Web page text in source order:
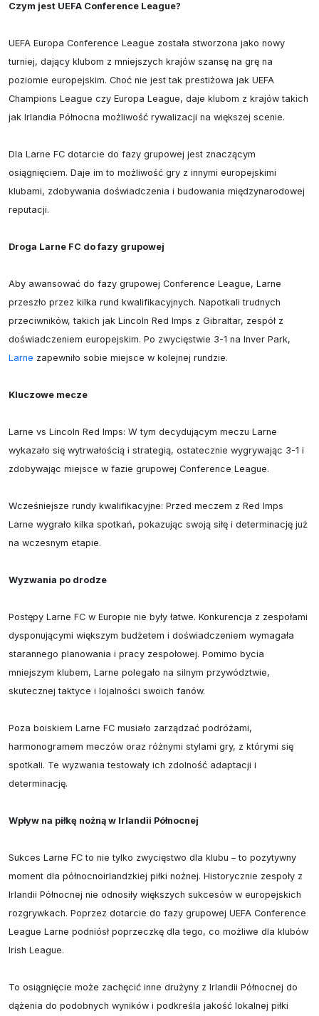
Czym jest UEFA Conference League?
UEFA Europa Conference League została stworzona jako nowy
turniej, dający klubom z mniejszych krajów szansę na grę na
poziomie europejskim. Choć nie jest tak prestiżowa jak UEFA
Champions League czy Europa League, daje klubom z krajów takich
jak Irlandia Północna możliwość rywalizacji na większej scenie.
Dla Larne FC dotarcie do fazy grupowej jest znaczącym
osiągnięciem. Daje im to możliwość gry z innymi europejskimi
klubami, zdobywania doświadczenia i budowania międzynarodowej
reputacji.
Droga Larne FC do fazy grupowej
Aby awansować do fazy grupowej Conference League, Larne
przeszło przez kilka rund kwalifikacyjnych. Napotkali trudnych
przeciwników, takich jak Lincoln Red Imps z Gibraltar, zespół z
Larne zapewniło sobie miejsce w kolejnej rundzie.
Kluczowe mecze
Larne vs Lincoln Red Imps: W tym decydującym meczu Larne
wykazało się wytrwałością i strategią, ostatecznie wygrywając 3-1 i
zdobywając miejsce w fazie grupowej Conference League.
Wcześniejsze rundy kwalifikacyjne: Przed meczem z Red Imps
Larne wygrało kilka spotkań, pokazując swoją siłę i determinację już
na wczesnym etapie.
Wyzwania po drodze
Postępy Larne FC w Europie nie były łatwe. Konkurencja z zespołami
dysponującymi większym budżetem i doświadczeniem wymagała
starannego planowania i pracy zespołowej. Pomimo bycia
mniejszym klubem, Larne polegało na silnym przywództwie,
skutecznej taktyce i lojalności swoich fanów.
Poza boiskiem Larne FC musiało zarządzać podróżami,
harmonogramem meczów oraz różnymi stylami gry, z którymi się
spotkali. Te wyzwania testowały ich zdolność adaptacji i
determinację.
Wpływ na piłkę nożną w Irlandii Północnej
Sukces Larne FC to nie tylko zwycięstwo dla klubu – to pozytywny
moment dla północnoirlandzkiej piłki nożnej. Historycznie zespoły z
Irlandii Północnej nie odnosiły większych sukcesów w europejskich
rozgrywkach. Poprzez dotarcie do fazy grupowej UEFA Conference
League Larne podniósł poprzeczkę dla tego, co możliwe dla klubów
Irish League.
To osiągnięcie może zachęcić inne drużyny z Irlandii Północnej do
dążenia do podobnych wyników i podkreśla jakość lokalnej piłki